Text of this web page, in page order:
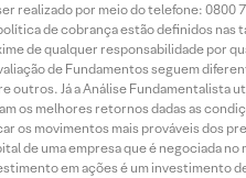
realizado por meio do telefone: 0800
de cobrança estão definidos
de qualquer responsabilidade por
de Fundamentos seguem
outros. Já a Análise Fundamentalista
os melhores retornos dadas as
os movimentos mais prováveis dos
de uma empresa que é negociada
em ações é um investimento